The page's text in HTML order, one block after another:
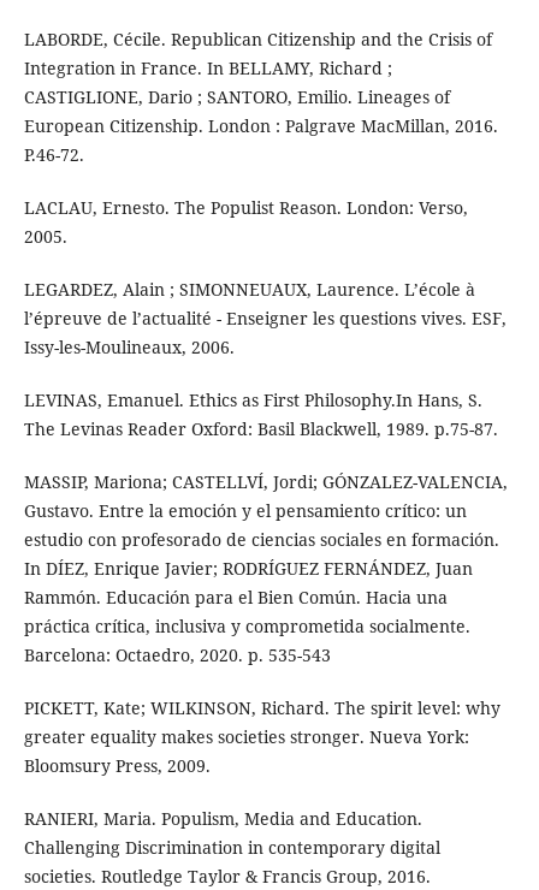
LABORDE, Cécile. Republican Citizenship and the Crisis of
Integration in France. In BELLAMY, Richard ;
CASTIGLIONE, Dario ; SANTORO, Emilio. Lineages of
European Citizenship. London : Palgrave MacMillan, 2016.
P.46-72.
LACLAU, Ernesto. The Populist Reason. London: Verso,
2005.
LEGARDEZ, Alain ; SIMONNEUAUX, Laurence. L’école à
l’épreuve de l’actualité - Enseigner les questions vives. ESF,
Issy-les-Moulineaux, 2006.
LEVINAS, Emanuel. Ethics as First Philosophy.In Hans, S.
The Levinas Reader Oxford: Basil Blackwell, 1989. p.75-87.
MASSIP, Mariona; CASTELLVÍ, Jordi; GÓNZALEZ-VALENCIA,
Gustavo. Entre la emoción y el pensamiento crítico: un
estudio con profesorado de ciencias sociales en formación.
In DÍEZ, Enrique Javier; RODRÍGUEZ FERNÁNDEZ, Juan
Rammón. Educación para el Bien Común. Hacia una
práctica crítica, inclusiva y comprometida socialmente.
Barcelona: Octaedro, 2020. p. 535-543
PICKETT, Kate; WILKINSON, Richard. The spirit level: why
greater equality makes societies stronger. Nueva York:
Bloomsury Press, 2009.
RANIERI, Maria. Populism, Media and Education.
Challenging Discrimination in contemporary digital
societies. Routledge Taylor & Francis Group, 2016.